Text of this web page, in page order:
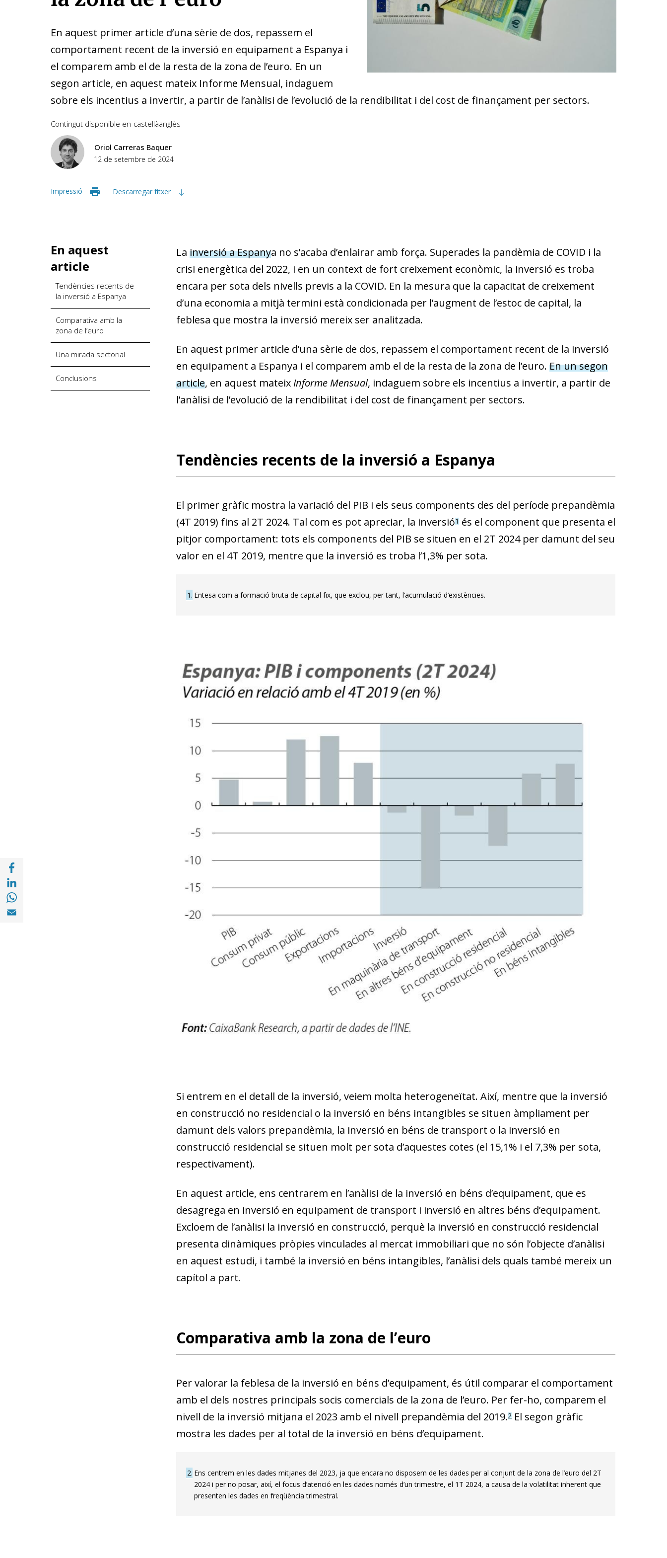
En aquest primer article d’una sèrie de dos, repassem el
comportament recent de la inversió en equipament a Es­­panya i
el comparem amb el de la resta de la zona de l’euro. En un
segon article, en aquest mateix Informe Mensual, indaguem
sobre els incentius a invertir, a partir de l’anàlisi de l’evolució de la rendibilitat i del cost de finançament per sectors.
Contingut disponible en castellàanglès
Oriol Carreras Baquer
12 de setembre de 2024
Impressió Descarregar fitxer
Compartir a Facebook (opens in a new window)
Compartir a with Whatsapp (opens in a new window)
Compartir a Email (opens in a new window)
En aquest
article
Tendències recents de
la inversió a Espanya
Comparativa amb la
zona de l’euro
Una mirada sectorial
Conclusions
La inversió a Espanya no s’acaba d’enlairar amb força. Superades la pandèmia de COVID i la
crisi energètica del 2022, i en un context de fort creixement econòmic, la inversió es troba
encara per sota dels nivells previs a la COVID. En la mesura que la capacitat de creixement
d’una economia a mitjà termini està condicionada per l’augment de l’estoc de capital, la
feblesa que mostra la inversió mereix ser analitzada.
En aquest primer article d’una sèrie de dos, repassem el comportament recent de la inversió
en equipament a Es­­panya i el comparem amb el de la resta de la zona de l’euro. En un segon
article, en aquest mateixInforme Mensual, indaguem sobre els incentius a invertir, a partir de
l’anàlisi de l’evolució de la rendibilitat i del cost de finançament per sectors.
Tendències recents de la inversió a Espanya
El primer gràfic mostra la variació del PIB i els seus components des del període prepandèmia
(4T 2019) fins al 2T 2024. Tal com es pot apreciar, la inversió1és el component que presenta el
pitjor comportament: tots els components del PIB se situen en el 2T 2024 per damunt del seu
valor en el 4T 2019, mentre que la inversió es troba l’1,3% per sota.
1 Entesa com a formació bruta de capital fix, que exclou, per tant, l’acumulació d’existències.
Si entrem en el detall de la inversió, veiem molta heterogeneïtat. Així, mentre que la inversió
en construcció no residencial o la inversió en béns intangibles se situen àmpliament per
damunt dels valors prepandèmia, la inversió en béns de transport o la inversió en
construcció residencial se situen molt per sota d’aquestes cotes (el 15,1% i el 7,3% per sota,
respectivament).
En aquest article, ens centrarem en l’anàlisi de la inversió en béns d’equipament, que es
desagrega en inversió en equipament de transport i inversió en altres béns d’equipament.
Excloem de l’anàlisi la inversió en construcció, perquè la inversió en construcció residencial
presenta dinàmiques pròpies vinculades al mercat immobiliari que no són l’objecte d’anàlisi
en aquest estudi, i també la inversió en béns intangibles, l’anàlisi dels quals també mereix un
capítol a part.
Comparativa amb la zona de l’euro
Per valorar la feblesa de la inversió en béns d’equipament, és útil comparar el comportament
amb el dels nostres principals socis comercials de la zona de l’euro. Per fer-ho, comparem el
nivell de la inversió mitjana el 2023 amb el nivell prepandèmia del 2019.2El segon gràfic
mostra les dades per al total de la inversió en béns d’equipament.
2 Ens centrem en les dades mitjanes del 2023, ja que encara no disposem de les dades per al conjunt de la zona de l’euro del 2T
2024 i per no posar, així, el focus d’atenció en les dades només d’un trimestre, el 1T 2024, a causa de la volatilitat inherent que
presenten les dades en freqüència trimestral.